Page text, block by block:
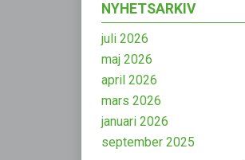
NYHETSARKIV
juli 2026
maj 2026
april 2026
mars 2026
januari 2026
september 2025